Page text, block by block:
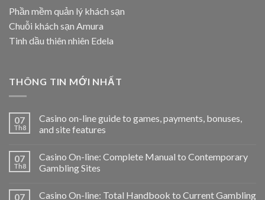
Phần mềm quản lý khách sạn
Chuỗi khách sạn Amura
Tinh dầu thiên nhiên Edela
THÔNG TIN MỚI NHẤT
07
Th8
Casino on-line guide to games, payments, bonuses,
and site features
07
Th8
Casino On-line: Complete Manual to Contemporary
Gambling Sites
07 Casino On-line: Total Handbook to Current Gambling